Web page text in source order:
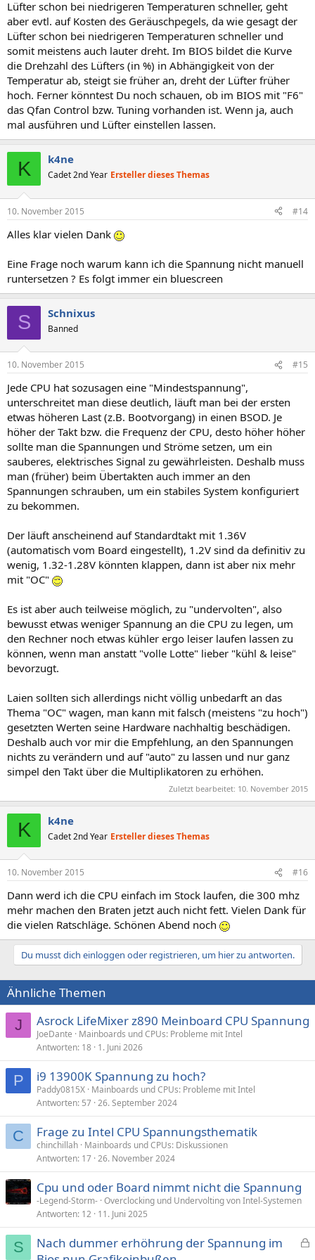
Lüfter schon bei niedrigeren Temperaturen schneller, geht
aber evtl. auf Kosten des Geräuschpegels, da wie gesagt der
Lüfter schon bei niedrigeren Temperaturen schneller und
somit meistens auch lauter dreht. Im BIOS bildet die Kurve
die Drehzahl des Lüfters (in %) in Abhängigkeit von der
Temperatur ab, steigt sie früher an, dreht der Lüfter früher
hoch. Ferner könntest Du noch schauen, ob im BIOS mit "F6"
das Qfan Control bzw. Tuning vorhanden ist. Wenn ja, auch
mal ausführen und Lüfter einstellen lassen.
K k4ne
Cadet 2nd Year Ersteller dieses Themas
10. November 2015 #14
Alles klar vielen Dank
Eine Frage noch warum kann ich die Spannung nicht manuell
runtersetzen ? Es folgt immer ein bluescreen
S Schnixus
Banned
10. November 2015 #15
Jede CPU hat sozusagen eine "Mindestspannung",
unterschreitet man diese deutlich, läuft man bei der ersten
etwas höheren Last (z.B. Bootvorgang) in einen BSOD. Je
höher der Takt bzw. die Frequenz der CPU, desto höher höher
sollte man die Spannungen und Ströme setzen, um ein
sauberes, elektrisches Signal zu gewährleisten. Deshalb muss
man (früher) beim Übertakten auch immer an den
Spannungen schrauben, um ein stabiles System konfiguriert
zu bekommen.
Der läuft anscheinend auf Standardtakt mit 1.36V
(automatisch vom Board eingestellt), 1.2V sind da definitiv zu
wenig, 1.32-1.28V könnten klappen, dann ist aber nix mehr
mit "OC"
Es ist aber auch teilweise möglich, zu "undervolten", also
bewusst etwas weniger Spannung an die CPU zu legen, um
den Rechner noch etwas kühler ergo leiser laufen lassen zu
können, wenn man anstatt "volle Lotte" lieber "kühl & leise"
bevorzugt.
Laien sollten sich allerdings nicht völlig unbedarft an das
Thema "OC" wagen, man kann mit falsch (meistens "zu hoch")
gesetzten Werten seine Hardware nachhaltig beschädigen.
Deshalb auch vor mir die Empfehlung, an den Spannungen
nichts zu verändern und auf "auto" zu lassen und nur ganz
simpel den Takt über die Multiplikatoren zu erhöhen.
Zuletzt bearbeitet: 10. November 2015
K k4ne
Cadet 2nd Year Ersteller dieses Themas
10. November 2015 #16
Dann werd ich die CPU einfach im Stock laufen, die 300 mhz
mehr machen den Braten jetzt auch nicht fett. Vielen Dank für
die vielen Ratschläge. Schönen Abend noch
Du musst dich einloggen oder registrieren, um hier zu antworten.
Ähnliche Themen
J Asrock LifeMixer z890 Meinboard CPU Spannung
JoeDante
Mainboards und CPUs: Probleme mit Intel
Antworten 18 1. Juni 2026
P i9 13900K Spannung zu hoch?
Paddy0815X Mainboards und CPUs: Probleme mit Intel
Antworten 57 26. September 2024
C Frage zu Intel CPU Spannungsthematik
chinchillah Mainboards und CPUs: Diskussionen
Antworten 17 26. November 2024
Cpu und oder Board nimmt nicht die Spannung
-Legend-Storm- Overclocking und Undervolting von Intel-Systemen
Antworten 12 11. Juni 2025
S
Nach dummer erhöhrung der Spannung im